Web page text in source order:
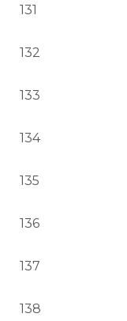
131
132
133
134
135
136
137
138